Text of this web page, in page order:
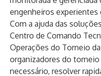
engenheiros experientes
Com a ajuda das
Centro de Comando
Operações do Torneio
organizadores do
necessário, resolver